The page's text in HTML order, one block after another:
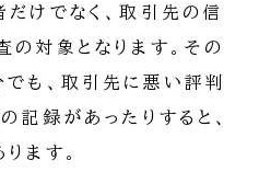
けでなく、取引先の信
対象となります。その
も、取引先に悪い評判
記録があったりすると、
ます。